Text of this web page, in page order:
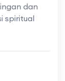
dan
spiritual